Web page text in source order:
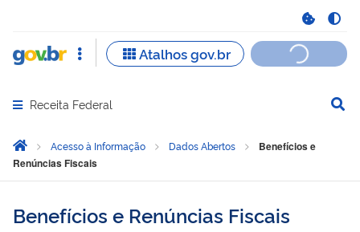
Abrir menu principal de navegação
Receita Federal
Você está aqui:
Página Inicial
Acesso à Informação Dados Abertos
Benefícios e
Renúncias Fiscais
Benefícios e Renúncias Fiscais